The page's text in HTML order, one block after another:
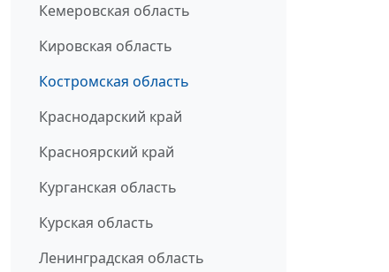
Кемеровская область
Кировская область
Костромская область
Краснодарский край
Красноярский край
Курганская область
Курская область
Ленинградская область